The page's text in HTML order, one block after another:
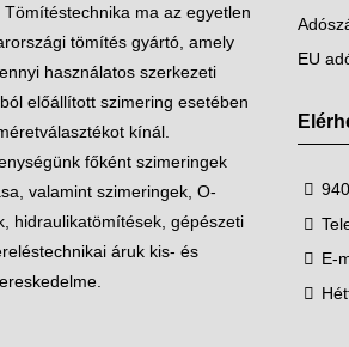
Tömítéstechnika ma az egyetlen
tömítés gyártó, amely
használatos szerkezeti
előállított szimering esetében
kínál.
főként szimeringek
valamint szimeringek, O-
hidraulikatömítések, gépészeti
áruk kis- és
EU
E-